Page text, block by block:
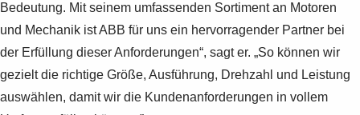
Bedeutung. Mit seinem umfassenden Sortiment an Motoren
und Mechanik ist ABB für uns ein hervorragender Partner bei
der Erfüllung dieser Anforderungen“, sagt er. „So können wir
gezielt die richtige Größe, Ausführung, Drehzahl und Leistung
auswählen, damit wir die Kundenanforderungen in vollem